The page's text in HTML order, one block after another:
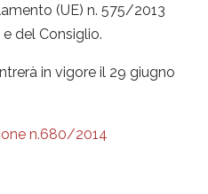
(UE) n. 575/2013
del Consiglio.
in vigore il 29 giugno
n.680/2014